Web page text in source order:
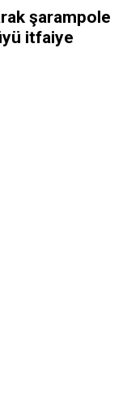
şarampole
itfaiye